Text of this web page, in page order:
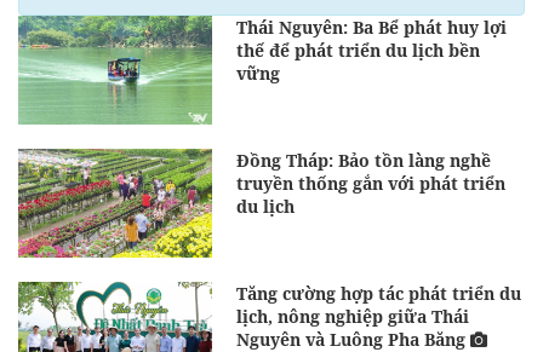
Thái Nguyên: Ba Bể phát huy lợi
thế để phát triển du lịch bền
vững
Đồng Tháp: Bảo tồn làng nghề
truyền thống gắn với phát triển
du lịch
Tăng cường hợp tác phát triển du
lịch, nông nghiệp giữa Thái
Nguyên và Luông Pha Băng